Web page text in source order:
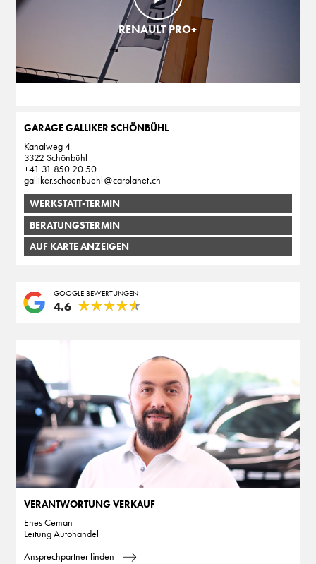
RENAULT PRO+
GARAGE GALLIKER SCHÖNBÜHL
Kanalweg 4
3322 Schönbühl
+41 31 850 20 50
galliker.schoenbuehl
carplanet ch
WERKSTATT-TERMIN
BERATUNGSTERMIN
AUF KARTE ANZEIGEN
GOOGLE BEWERTUNGEN
4.6 ★★★★★
★★★★★
VERANTWORTUNG VERKAUF
Enes Ceman
Leitung Autohandel
Ansprechpartner finden